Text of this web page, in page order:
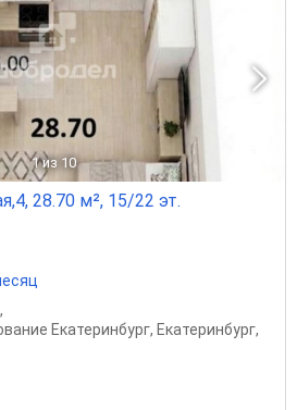
1 из 10
28.70 м², 15/22 эт.
,
Екатеринбург, Екатеринбург,